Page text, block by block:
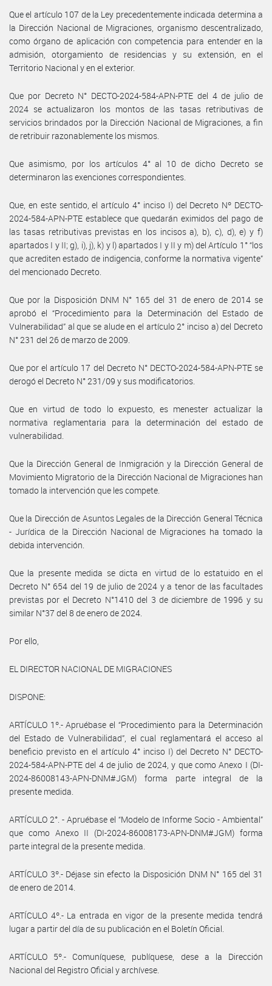
Que el artículo 107 de la Ley precedentemente indicada determina a
la Dirección Nacional de Migraciones, organismo descentralizado,
como órgano de aplicación con competencia para entender en la
admisión, otorgamiento de residencias y su extensión, en el
Territorio Nacional y en el exterior.
Que por Decreto N° DECTO-2024-584-APN-PTE del 4 de julio de
2024 se actualizaron los montos de las tasas retributivas de
servicios brindados por la Dirección Nacional de Migraciones, a fin
de retribuir razonablemente los mismos.
Que asimismo, por los artículos 4° al 10 de dicho Decreto se
determinaron las exenciones correspondientes.
Que, en este sentido, el artículo 4° inciso I) del Decreto Nº DECTO-
2024-584-APN-PTE establece que quedarán eximidos del pago de
las tasas retributivas previstas en los incisos a), b), c), d), e) y f)
apartados I y II; g), i), j), k) y l) apartados I y II y m) del Artículo 1° “los
que acrediten estado de indigencia, conforme la normativa vigente”
del mencionado Decreto.
Que por la Disposición DNM N° 165 del 31 de enero de 2014 se
aprobó el “Procedimiento para la Determinación del Estado de
Vulnerabilidad” al que se alude en el artículo 2° inciso a) del Decreto
N° 231 del 26 de marzo de 2009.
Que por el artículo 17 del Decreto N° DECTO-2024-584-APN-PTE se
derogó el Decreto N° 231/09 y sus modificatorios.
Que en virtud de todo lo expuesto, es menester actualizar la
normativa reglamentaria para la determinación del estado de
vulnerabilidad.
Que la Dirección General de Inmigración y la Dirección General de
Movimiento Migratorio de la Dirección Nacional de Migraciones han
tomado la intervención que les compete.
Que la Dirección de Asuntos Legales de la Dirección General Técnica
- Jurídica de la Dirección Nacional de Migraciones ha tomado la
debida intervención.
Que la presente medida se dicta en virtud de lo estatuido en el
Decreto N° 654 del 19 de julio de 2024 y a tenor de las facultades
previstas por el Decreto N°1410 del 3 de diciembre de 1996 y su
similar N°37 del 8 de enero de 2024.
Por ello,
EL DIRECTOR NACIONAL DE MIGRACIONES
DISPONE:
ARTÍCULO 1º.- Apruébase el “Procedimiento para la Determinación
del Estado de Vulnerabilidad”, el cual reglamentará el acceso al
beneficio previsto en el artículo 4° inciso I) del Decreto N° DECTO-
2024-584-APN-PTE del 4 de julio de 2024, y que como Anexo I (DI-
2024-86008143-APN-DNM#JGM) forma parte integral de la
presente medida.
ARTÍCULO 2°. - Apruébase el “Modelo de Informe Socio - Ambiental”
que como Anexo II (DI-2024-86008173-APN-DNM#JGM) forma
parte integral de la presente medida.
ARTÍCULO 3º.- Déjase sin efecto la Disposición DNM N° 165 del 31
de enero de 2014.
ARTÍCULO 4º.- La entrada en vigor de la presente medida tendrá
lugar a partir del día de su publicación en el Boletín Oficial.
ARTÍCULO 5º.- Comuníquese, publíquese, dese a la Dirección
Nacional del Registro Oficial y archívese.